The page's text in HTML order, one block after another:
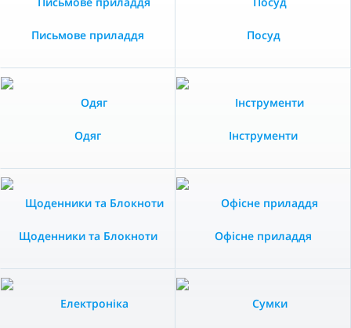
Письмове приладдя Посуд
Одяг Інструменти
Щоденники та Блокноти Офісне приладдя